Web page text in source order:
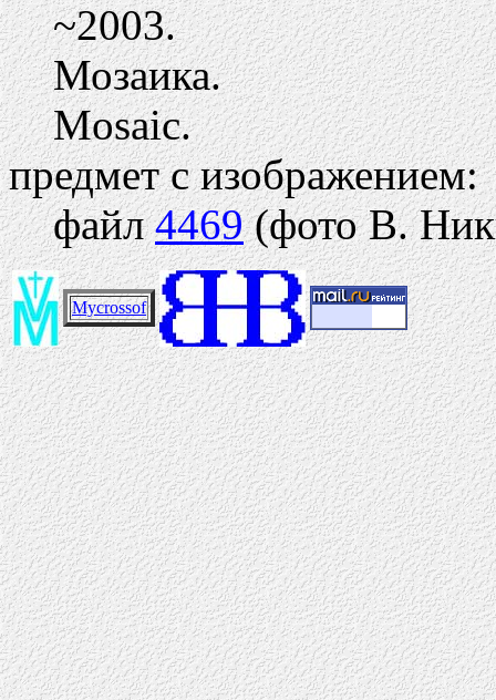
~2003.
Мозаика.
Mosaic.
предмет с изображением:
файл4469(фото В.
Mycrossof